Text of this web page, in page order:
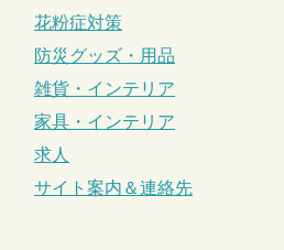
花粉症対策
防災グッズ・用品
雑貨・インテリア
家具・インテリア
求人
サイト案内＆連絡先